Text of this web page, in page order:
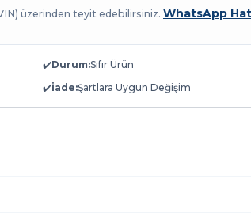
üzerinden teyit edebilirsiniz. WhatsApp
✔️Durum:Sıfır Ürün
✔️İade:Şartlara Uygun Değişim